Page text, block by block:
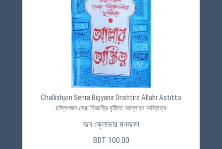
Challishjon Sehra Bigyanir Drishtire Allahr Astitto
চল্লিশজন সেরা বিজ্ঞানীর দৃষ্টিতে আল্লাহর অস্তিত্ব
জন ক্লোভার মনজামা
BDT 100.00